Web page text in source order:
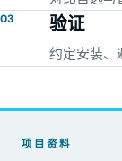
03 验证
约定安装、
项目资料